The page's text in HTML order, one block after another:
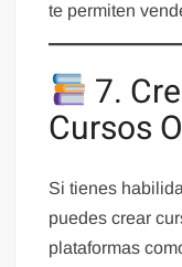
te permiten
7.
Cursos
Si tienes
puedes crear
plataformas